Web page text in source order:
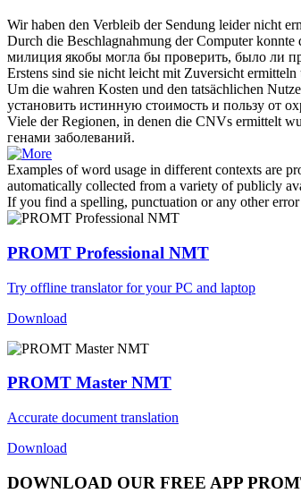
Wir haben den Verbleib der Sendung leider nicht
Durch die Beschlagnahmung der Computer konnte
милиция якобы могла бы проверить, было ли
Erstens sind sie nicht leicht mit Zuversicht ermitteln
Um die wahren Kosten und den tatsächlichen
установить истинную стоимость и пользу от
Viele der Regionen, in denen die CNVs ermittelt
генами заболеваний.
Examples of word usage in different contexts are
automatically collected from a variety of publicly
If you find a spelling, punctuation or any other
PROMT Professional NMT
Try offline translator for your PC and laptop
Download
PROMT Master NMT
Accurate document translation
Download
DOWNLOAD OUR FREE APP